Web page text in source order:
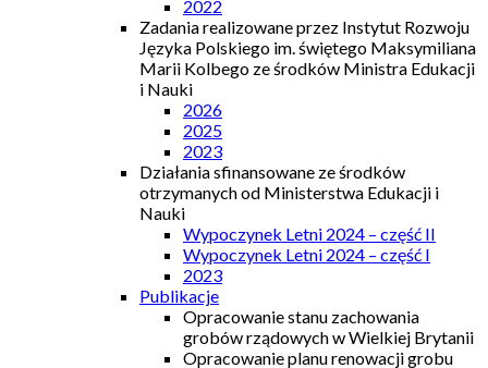
2022
Zadania realizowane przez Instytut Rozwoju
Języka Polskiego im. świętego Maksymiliana
Marii Kolbego ze środków Ministra Edukacji
i Nauki
2026
2025
2023
Działania sfinansowane ze środków
otrzymanych od Ministerstwa Edukacji i
Nauki
Wypoczynek Letni 2024 – część II
Wypoczynek Letni 2024 – część I
2023
Publikacje
Opracowanie stanu zachowania
grobów rządowych w Wielkiej Brytanii
Opracowanie planu renowacji grobu